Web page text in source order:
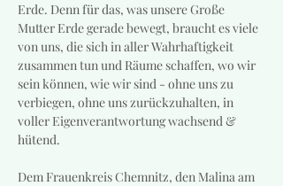
Erde. Denn für das, was unsere Große
Mutter Erde gerade bewegt, braucht es viele
von uns, die sich in aller Wahrhaftigkeit
zusammen tun und Räume schaffen, wo wir
sein können, wie wir sind - ohne uns zu
verbiegen, ohne uns zurückzuhalten, in
voller Eigenverantwortung wachsend &
hütend.
Dem Frauenkreis Chemnitz, den Malina am